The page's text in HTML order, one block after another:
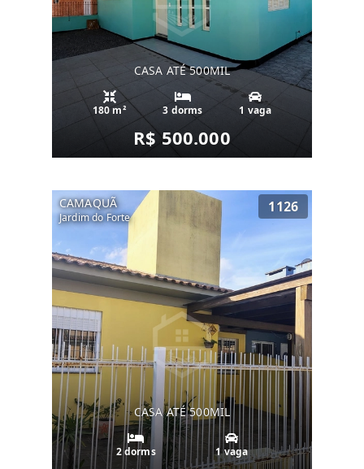
CASA ATÉ 500MIL
180 m² 3 dorms 1 vaga
R$ 500.000
CAMAQUÃ
Jardim do Forte
1126
CASA ATÉ 500MIL
2 dorms 1 vaga